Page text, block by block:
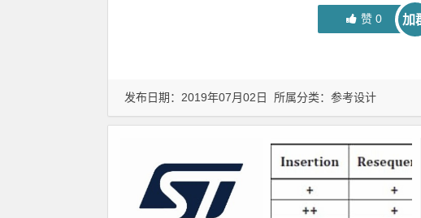
赞0 加
发布日期：2019年07月02日 所属分类： 参考设计